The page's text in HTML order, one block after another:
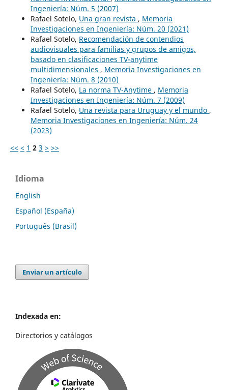
Ingeniería: Núm. 5 (2007)
Rafael Sotelo, Una gran revista , Memoria
Investigaciones en Ingeniería: Núm. 20 (2021)
Rafael Sotelo, Recomendación de contendios
audiovisuales para familias y grupos de amigos,
basado en clasificaciones TV-anytime
multidimensionales , Memoria Investigaciones en
Ingeniería: Núm. 8 (2010)
Rafael Sotelo, La norma TV-Anytime , Memoria
Investigaciones en Ingeniería: Núm. 7 (2009)
Rafael Sotelo, Una revista para Uruguay y el mundo ,
Memoria Investigaciones en Ingeniería: Núm. 24
(2023)
<< < 1 2 3 > >>
Idioma
English
Español (España)
Português (Brasil)
Enviar un artículo
Indexada en:
Directorios y catálogos